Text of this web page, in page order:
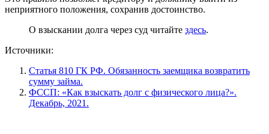
неприятного положения, сохранив достоинство.
О взыскании долга через суд читайте здесь.
Источники:
Статья 810 ГК РФ. Обязанность заемщика возвратить
сумму займа.
ФССП: «Как взыскать долг с физического лица?».
Декабрь, 2021.